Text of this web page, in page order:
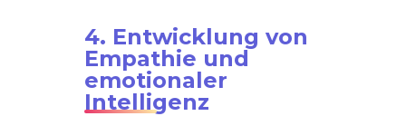
4. Entwicklung von
Empathie und
emotionaler
Intelligenz